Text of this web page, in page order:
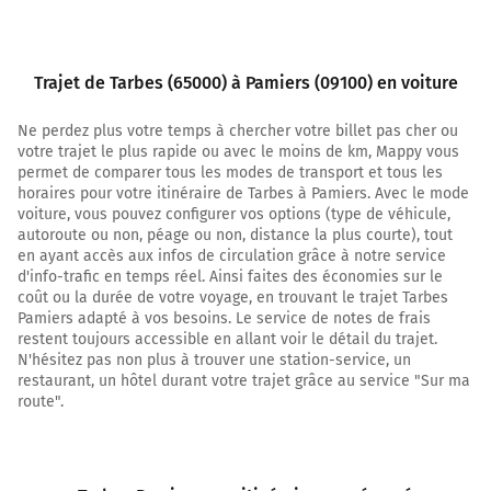
Avenue François Mitterrand
Au rond-point, prendre la 1ère sortie sur D92e (Avenue
des Pyrénées) et continuer sur 400 mètres
4,6 km
Au rond-point, prendre la 1ère sortie sur A64 et
continuer sur 240 mètres
Prendre un ticket (Péage Tarbes Est)
5,0 km
5,2 km
Trajet de Tarbes (65000) à Pamiers (09100) en voiture
Ne perdez plus votre temps à chercher votre billet pas cher ou
votre trajet le plus rapide ou avec le moins de km, Mappy vous
permet de comparer tous les modes de transport et tous les
horaires pour votre itinéraire de Tarbes à Pamiers. Avec le mode
voiture, vous pouvez configurer vos options (type de véhicule,
autoroute ou non, péage ou non, distance la plus courte), tout
en ayant accès aux infos de circulation grâce à notre service
d'info-trafic en temps réel. Ainsi faites des économies sur le
coût ou la durée de votre voyage, en trouvant le trajet Tarbes
Pamiers adapté à vos besoins. Le service de notes de frais
restent toujours accessible en allant voir le détail du trajet.
N'hésitez pas non plus à trouver une station-service, un
restaurant, un hôtel durant votre trajet grâce au service "Sur ma
route".